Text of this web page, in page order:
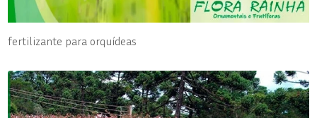
fertilizante para orquídeas